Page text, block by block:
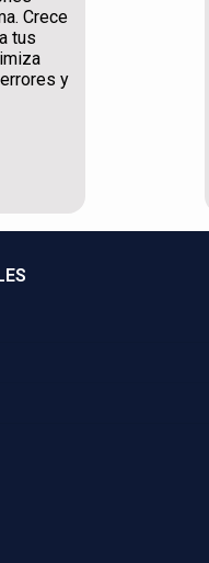
Crece
tus
y